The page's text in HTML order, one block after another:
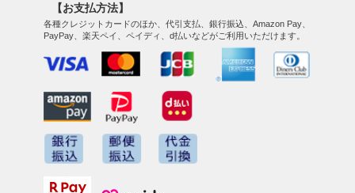
【お支払方法】
各種クレジットカードのほか、代引支払、銀行振込、Amazon Pay、
PayPay、楽天ペイ、ペイディ、d払いなどがご利用いただけます。